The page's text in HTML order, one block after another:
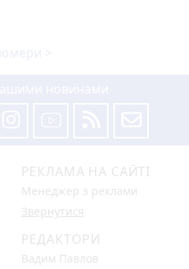
РЕКЛАМА НА САЙТІ
Менеджер з реклами
Звернутися
РЕДАКТОРИ
Вадим Павлов